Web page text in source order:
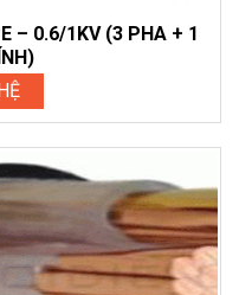
– 0.6/1KV (3 PHA + 1